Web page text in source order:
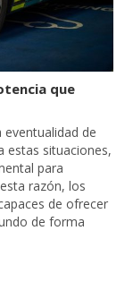
que
de
estas situaciones,
para
razón, los
de ofrecer
de forma